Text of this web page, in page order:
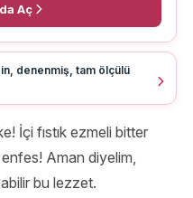
Aç
denenmiş, tam ölçülü
İçi fıstık ezmeli bitter
Aman diyelim,
bu lezzet.